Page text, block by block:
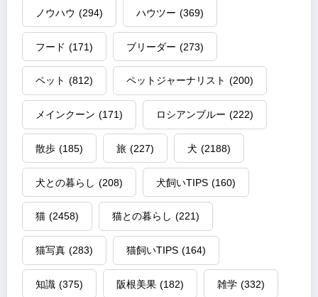
ノウハウ (294) ハウツー (369)
フード (171) ブリーダー (273)
ペット (812) ペットジャーナリスト (200)
メインクーン (171) ロシアンブルー (222)
散歩 (185) 旅 (227) 犬 (2188)
犬との暮らし (208) 犬飼いTIPS (160)
猫 (2458) 猫との暮らし (221)
猫写真 (283) 猫飼いTIPS (164)
知識 (375) 阪根美果 (182) 雑学 (332)